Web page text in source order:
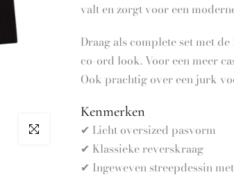
Click to enlarge
valt en zorgt voor een
Draag als complete set met
co-ord look. Voor een meer
Ook prachtig over een jurk
Kenmerken
✔ Licht oversized pasvorm
✔ Klassieke reverskraag
✔ Ingeweven streepdessin